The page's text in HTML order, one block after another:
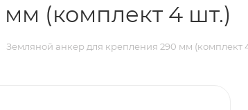
(комплект 4 шт.)
Земляной анкер для крепления 290 мм (комплект